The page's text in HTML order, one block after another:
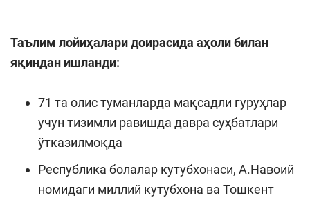
Таълим лойиҳалари доирасида аҳоли билан
яқиндан ишланди:
71 та олис туманларда мақсадли гуруҳлар
учун тизимли равишда давра суҳбатлари
ўтказилмоқда
Республика болалар кутубхонаси, А.Навоий
номидаги миллий кутубхона ва Тошкент